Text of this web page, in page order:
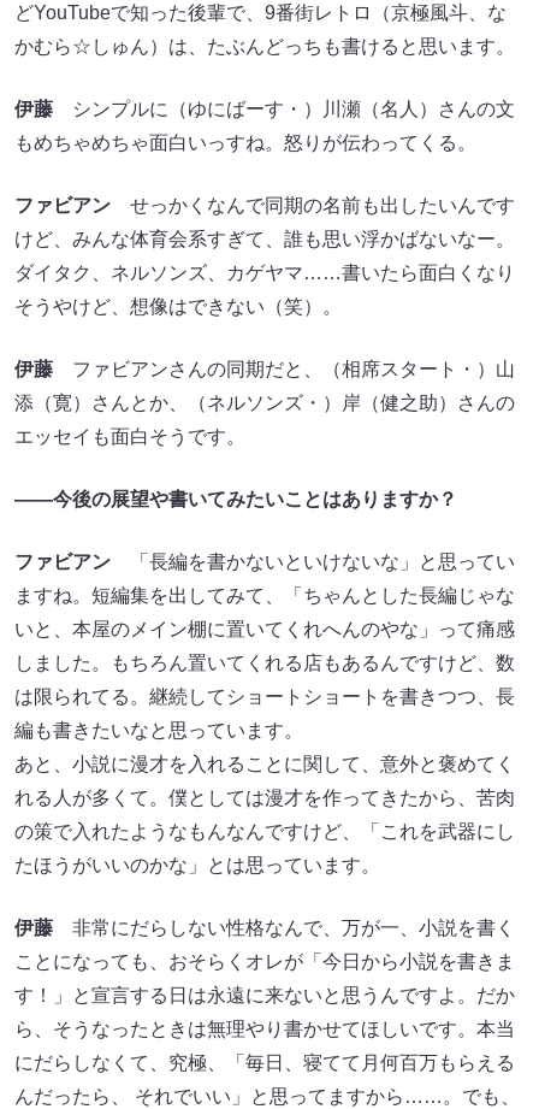
どYouTubeで知った後輩で、9番街レトロ（京極風斗、な
かむら☆しゅん）は、たぶんどっちも書けると思います。
伊藤 シンプルに（ゆにばーす・）川瀬（名人）さんの文
もめちゃめちゃ面白いっすね。怒りが伝わってくる。
ファビアン せっかくなんで同期の名前も出したいんです
けど、みんな体育会系すぎて、誰も思い浮かばないなー。
ダイタク、ネルソンズ、カゲヤマ……書いたら面白くなり
そうやけど、想像はできない（笑）。
伊藤 ファビアンさんの同期だと、（相席スタート・）山
添（寛）さんとか、（ネルソンズ・）岸（健之助）さんの
エッセイも面白そうです。
――今後の展望や書いてみたいことはありますか？
ファビアン 「長編を書かないといけないな」と思ってい
ますね。短編集を出してみて、「ちゃんとした長編じゃな
いと、本屋のメイン棚に置いてくれへんのやな」って痛感
しました。もちろん置いてくれる店もあるんですけど、数
は限られてる。継続してショートショートを書きつつ、長
編も書きたいなと思っています。
あと、小説に漫才を入れることに関して、意外と褒めてく
れる人が多くて。僕としては漫才を作ってきたから、苦肉
の策で入れたようなもんなんですけど、「これを武器にし
たほうがいいのかな」とは思っています。
伊藤 非常にだらしない性格なんで、万が一、小説を書く
ことになっても、おそらくオレが「今日から小説を書きま
す！」と宣言する日は永遠に来ないと思うんですよ。だか
ら、そうなったときは無理やり書かせてほしいです。本当
にだらしなくて、究極、「毎日、寝てて月何百万もらえる
んだったら、 それでいい」と思ってますから……。でも、